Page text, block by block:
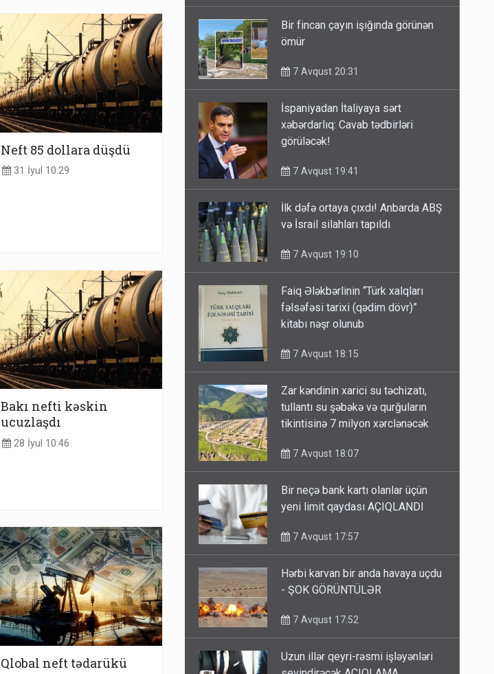
Neft 85 dollara düşdü
31 İyul 10:29
Bakı nefti kəskin
ucuzlaşdı
28 İyul 10:46
Qlobal neft tədarükü
Bir fincan çayın işığında görünən
ömür
7 Avqust 20:31
İspaniyadan İtaliyaya sərt
xəbərdarlıq: Cavab tədbirləri
görüləcək!
7 Avqust 19:41
İlk dəfə ortaya çıxdı! Anbarda ABŞ
və İsrail silahları tapıldı
7 Avqust 19:10
Faiq Ələkbərlinin “Türk xalqları
fəlsəfəsi tarixi (qədim dövr)”
kitabı nəşr olunub
7 Avqust 18:15
Zar kəndinin xarici su təchizatı,
tullantı su şəbəkə və qurğuların
tikintisinə 7 milyon xərclənəcək
7 Avqust 18:07
Bir neçə bank kartı olanlar üçün
yeni limit qaydası AÇIQLANDI
7 Avqust 17:57
Hərbi karvan bir anda havaya uçdu
- ŞOK GÖRÜNTÜLƏR
7 Avqust 17:52
Uzun illər qeyri-rəsmi işləyənləri